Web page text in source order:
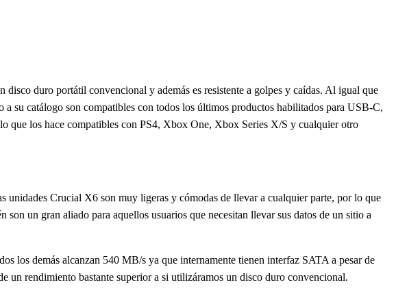
duro portátil convencional y además es resistente a golpes y caídas. Al igual que
a su catálogo son compatibles con todos los últimos productos habilitados para USB-C,
los hace compatibles con PS4, Xbox One, Xbox Series X/S y cualquier otro
unidades Crucial X6 son muy ligeras y cómodas de llevar a cualquier parte, por lo que
un gran aliado para aquellos usuarios que necesitan llevar sus datos de un sitio a
los demás alcanzan 540 MB/s ya que internamente tienen interfaz SATA a pesar de
un rendimiento bastante superior a si utilizáramos un disco duro convencional.